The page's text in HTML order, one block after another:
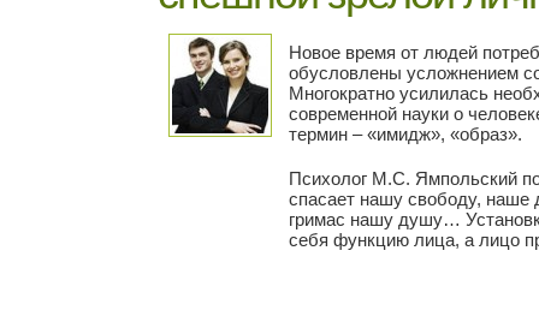
Новое время от людей
обусловлены усложнением
Многократно усилилась
современной науки о
термин – «имидж», «образ».
Психолог М.С. Ямпольский
спасает нашу свободу, наше
гримас нашу душу…
себя функцию лица, а лицо